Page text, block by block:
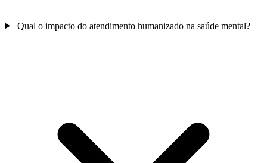
Qual o impacto do atendimento humanizado na saúde mental?